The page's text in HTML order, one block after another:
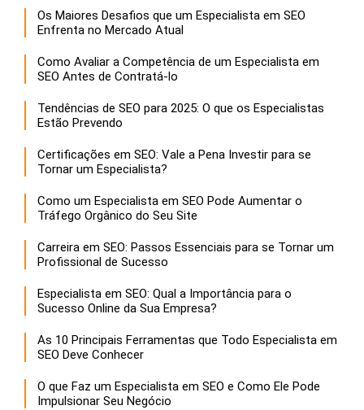
Os Maiores Desafios que um Especialista em SEO
Enfrenta no Mercado Atual
Como Avaliar a Competência de um Especialista em
SEO Antes de Contratá-lo
Tendências de SEO para 2025: O que os Especialistas
Estão Prevendo
Certificações em SEO: Vale a Pena Investir para se
Tornar um Especialista?
Como um Especialista em SEO Pode Aumentar o
Tráfego Orgânico do Seu Site
Carreira em SEO: Passos Essenciais para se Tornar um
Profissional de Sucesso
Especialista em SEO: Qual a Importância para o
Sucesso Online da Sua Empresa?
As 10 Principais Ferramentas que Todo Especialista em
SEO Deve Conhecer
O que Faz um Especialista em SEO e Como Ele Pode
Impulsionar Seu Negócio